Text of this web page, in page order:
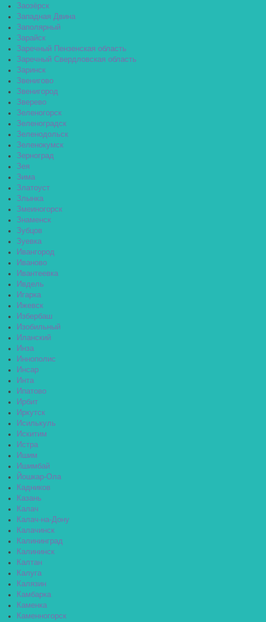
Заозёрск
Западная Двина
Заполярный
Зарайск
Заречный Пензенская область
Заречный Свердловская область
Заринск
Звенигово
Звенигород
Зверево
Зеленогорск
Зеленоградск
Зеленодольск
Зеленокумск
Зерноград
Зея
Зима
Златоуст
Злынка
Змеиногорск
Знаменск
Зубцов
Зуевка
Ивангород
Иваново
Ивантеевка
Ивдель
Игарка
Ижевск
Избербаш
Изобильный
Иланский
Инза
Иннополис
Инсар
Инта
Ипатово
Ирбит
Иркутск
Исилькуль
Искитим
Истра
Ишим
Ишимбай
Йошкар-Ола
Кадников
Казань
Калач
Калач-на-Дону
Калачинск
Калининград
Калининск
Калтан
Калуга
Калязин
Камбарка
Каменка
Каменногорск